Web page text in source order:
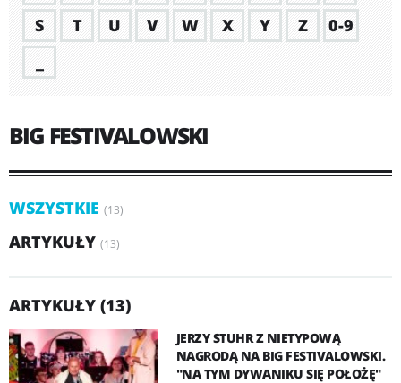
S
T U V W X Y Z
0-9
BIG FESTIVALOWSKI
WSZYSTKIE (13)
ARTYKUŁY (13)
ARTYKUŁY (13)
JERZY STUHR Z NIETYPOWĄ
NAGRODĄ NA BIG FESTIVALOWSKI.
"NA TYM DYWANIKU SIĘ POŁOŻĘ"